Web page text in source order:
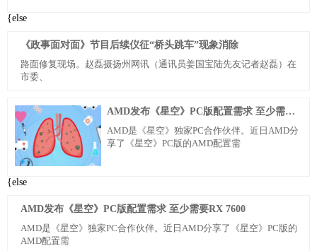
{else
《政事面对面》节目后续仪征“桥头跳车”现象消除
路面修复现场。赵磊摄扬州网讯（通讯员姜国宝陆先友记者赵磊）在
市委、
AMD发布《星空》PC版配置需求 至少需要RX 7600
AMD是《星空》独家PC合作伙伴。近日AMD分
享了《星空》PC版的AMD配置需
{else
AMD发布《星空》PC版配置需求 至少需要RX 7600
AMD是《星空》独家PC合作伙伴。近日AMD分享了《星空》PC版的
AMD配置需